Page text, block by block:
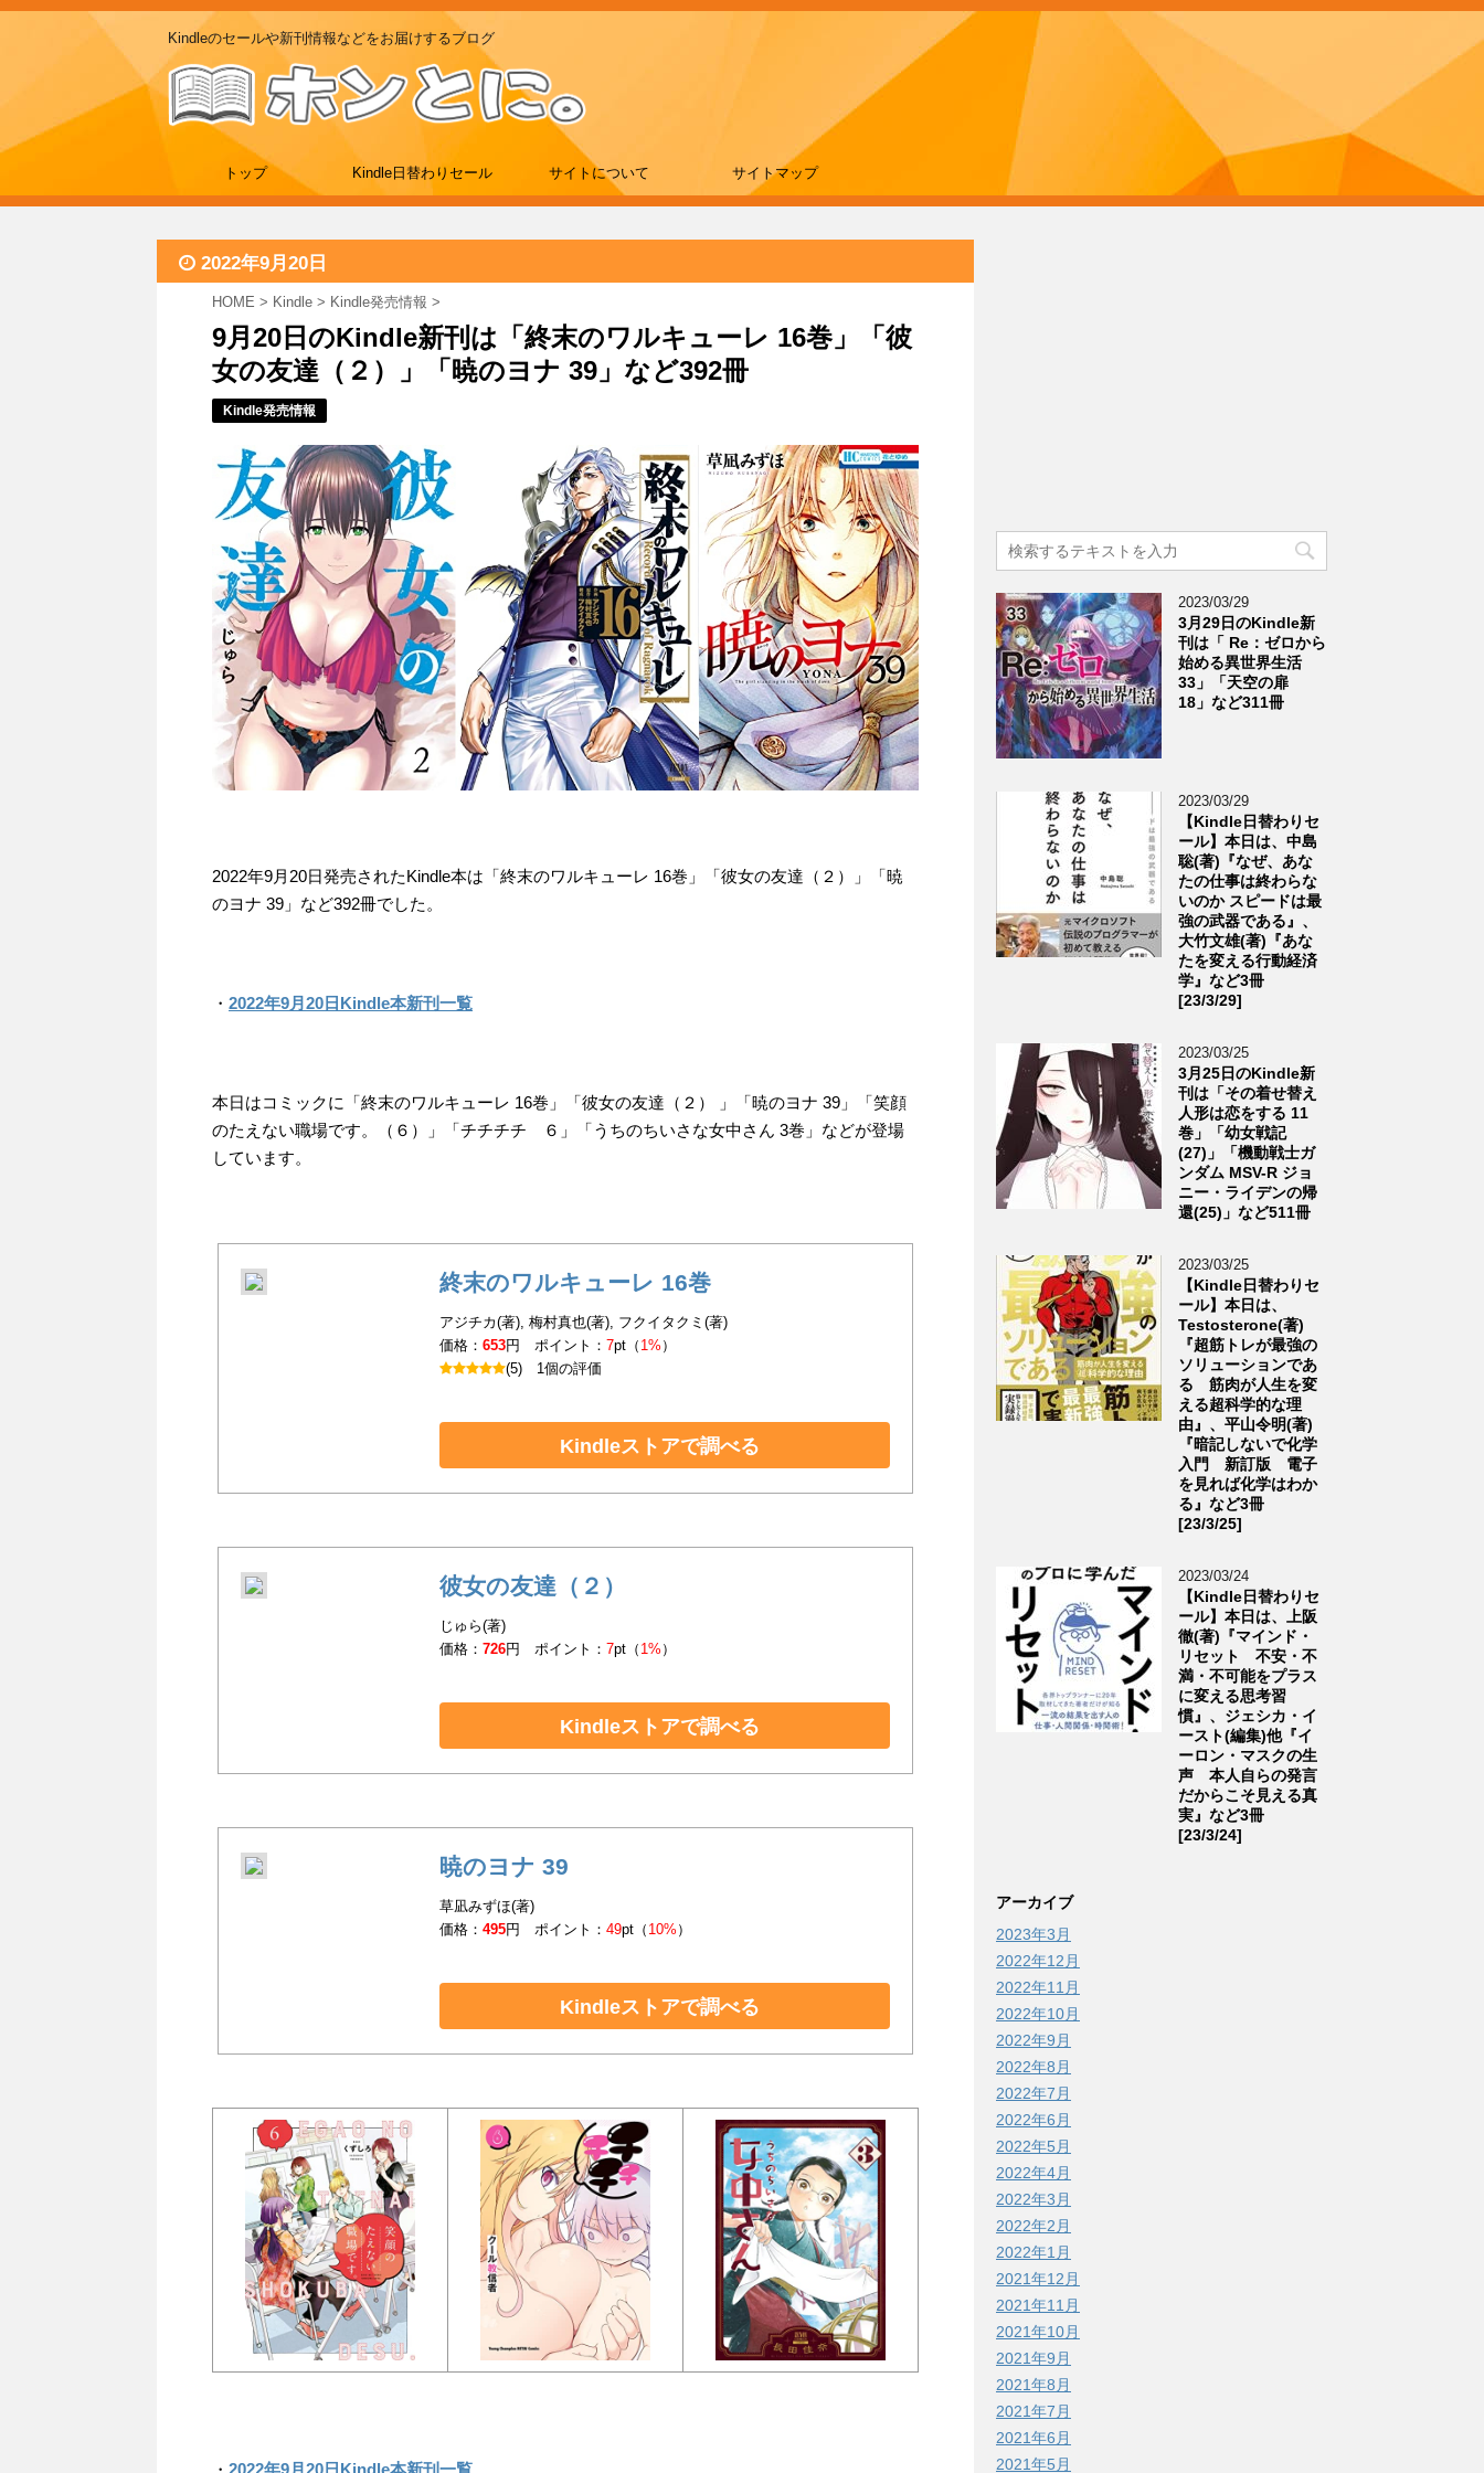
Kindleのセールや新刊情報などをお届けするブログ
トップ Kindle日替わりセール サイトについて サイトマップ
2022年9月20日
HOME > Kindle > Kindle発売情報 >
9月20日のKindle新刊は「終末のワルキューレ 16巻」「彼
女の友達（２）」「暁のヨナ 39」など392冊
Kindle発売情報
2022年9月20日発売されたKindle本は「終末のワルキューレ 16巻」「彼女の友達（２）」「暁
のヨナ 39」など392冊でした。
・ 2022年9月20日Kindle本新刊一覧
本日はコミックに「終末のワルキューレ 16巻」「彼女の友達（２） 」「暁のヨナ 39」「笑顔
のたえない職場です。（６）」「チチチチ ６」「うちのちいさな女中さん 3巻」などが登場
しています。
終末のワルキューレ 16巻
アジチカ(著), 梅村真也(著), フクイタクミ(著)
価格：653円 ポイント：7pt（ 1% ）
(5) 1個の評価
Kindleストアで調べる
彼女の友達（２）
じゅら(著)
価格：726円 ポイント：7pt（ 1% ）
Kindleストアで調べる
暁のヨナ 39
草凪みずほ(著)
価格：495円 ポイント：49pt（ 10% ）
Kindleストアで調べる
・ 2022年9月20日Kindle本新刊一覧
2023/03/29
3月29日のKindle新
刊は「 Re：ゼロから
始める異世界生活
33」「天空の扉
18」など311冊
2023/03/29
【Kindle日替わりセ
ール】本日は、中島
聡(著)『なぜ、あな
たの仕事は終わらな
いのか スピードは最
強の武器である』、
大竹文雄(著)『あな
たを変える行動経済
学』など3冊
[23/3/29]
2023/03/25
3月25日のKindle新
刊は「その着せ替え
人形は恋をする 11
巻」「幼女戦記
(27)」「機動戦士ガ
ンダム MSV-R ジョ
ニー・ライデンの帰
還(25)」など511冊
2023/03/25
【Kindle日替わりセ
ール】本日は、
Testosterone(著)
『超筋トレが最強の
ソリューションであ
る 筋肉が人生を変
える超科学的な理
由』、平山令明(著)
『暗記しないで化学
入門 新訂版 電子
を見れば化学はわか
る』など3冊
[23/3/25]
2023/03/24
【Kindle日替わりセ
ール】本日は、上阪
徹(著)『マインド・
リセット 不安・不
満・不可能をプラス
に変える思考習
慣』、ジェシカ・イ
ースト(編集)他『イ
ーロン・マスクの生
声 本人自らの発言
だからこそ見える真
実』など3冊
[23/3/24]
アーカイブ
2023年3月
2022年12月
2022年11月
2022年10月
2022年9月
2022年8月
2022年7月
2022年6月
2022年5月
2022年4月
2022年3月
2022年2月
2022年1月
2021年12月
2021年11月
2021年10月
2021年9月
2021年8月
2021年7月
2021年6月
2021年5月